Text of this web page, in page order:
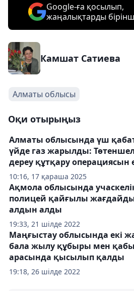
Google-ға қосылып,
жаңалықтарды
Камшат Сатиева
Алматы облысы
Оқи отырыңыз
10:16, 17 қараша 2025
Алматы облысында үш
үйде газ жарылды:
дереу құтқару операциясын
19:33, 21 шілде 2022
Ақмола облысында
полицей қайғылы
алдын алды
19:18, 26 шілде 2022
Маңғыстау облысында екі
бала жылу құбыры мен
арасында қысылып қалды